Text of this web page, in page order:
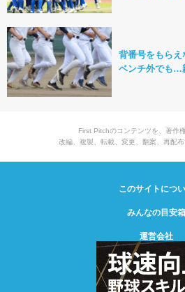
背番号をもら
ベンチ外でも…
First Pitchのコンテンツを、著作
改編、複製、転載、変更、翻案、再配布
このサイトにつ
みんなの目安箱
運営会社